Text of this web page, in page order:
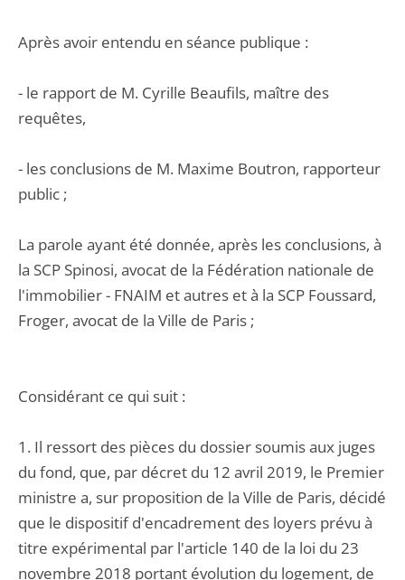
Après avoir entendu en séance publique :
- le rapport de M. Cyrille Beaufils, maître des
requêtes,
- les conclusions de M. Maxime Boutron, rapporteur
public ;
La parole ayant été donnée, après les conclusions, à
la SCP Spinosi, avocat de la Fédération nationale de
l'immobilier - FNAIM et autres et à la SCP Foussard,
Froger, avocat de la Ville de Paris ;
Considérant ce qui suit :
1. Il ressort des pièces du dossier soumis aux juges
du fond, que, par décret du 12 avril 2019, le Premier
ministre a, sur proposition de la Ville de Paris, décidé
que le dispositif d'encadrement des loyers prévu à
titre expérimental par l'article 140 de la loi du 23
novembre 2018 portant évolution du logement, de